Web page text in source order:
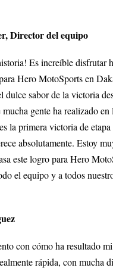
Director del equipo
Es increíble disfrutar
Hero MotoSports en
dulce sabor de la victoria
gente ha realizado en
la primera victoria de
absolutamente. Estoy
este logro para Hero
el equipo y a todos
con cómo ha resultado
rápida, con mucha